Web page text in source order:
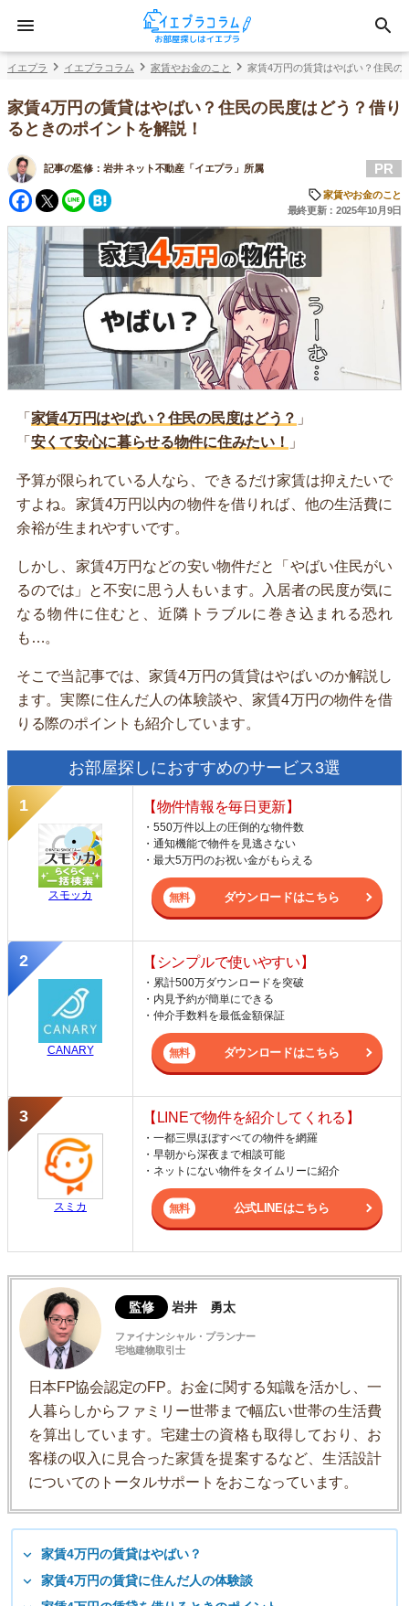
イエプラ イエプラコラム 家賃やお金のこと 家賃4万円の賃貸はやばい？住民の
家賃4万円の賃貸はやばい？住民の民度はどう？借り
るときのポイントを解説！
記事の監修： 岩井 ネット不動産「イエプラ」所属
Facebook
Twitter
Line
PR
家賃やお金のこと
最終更新：2025年10月9日
「 家賃4万円はやばい？住民の民度はどう？ 」
「 安くて安心に暮らせる物件に住みたい！ 」
予算が限られている人なら、できるだけ家賃は抑えたいで
すよね。家賃4万円以内の物件を借りれば、他の生活費に
余裕が生まれやすいです。
しかし、家賃4万円などの安い物件だと「やばい住民がい
るのでは」と不安に思う人もいます。入居者の民度が気に
なる物件に住むと、近隣トラブルに巻き込まれる恐れ
も…。
そこで当記事では、家賃4万円の賃貸はやばいのか解説し
ます。実際に住んだ人の体験談や、家賃4万円の物件を借
りる際のポイントも紹介しています。
お部屋探しにおすすめのサービス3選
スモッカ
【物件情報を毎日更新】
・550万件以上の圧倒的な物件数
・通知機能で物件を見逃さない
・最大5万円のお祝い金がもらえる
ダウンロードはこちら
CANARY
【シンプルで使いやすい】
・累計500万ダウンロードを突破
・内見予約が簡単にできる
・仲介手数料を最低金額保証
ダウンロードはこちら
スミカ
【LINEで物件を紹介してくれる】
・一都三県ほぼすべての物件を網羅
・早朝から深夜まで相談可能
・ネットにない物件をタイムリーに紹介
公式LINEはこちら
監修 岩井 勇太
ファイナンシャル・プランナー
宅地建物取引士
日本FP協会認定のFP。お金に関する知識を活かし、一
人暮らしからファミリー世帯まで幅広い世帯の生活費
を算出しています。宅建士の資格も取得しており、お
客様の収入に見合った家賃を提案するなど、生活設計
についてのトータルサポートをおこなっています。
家賃4万円の賃貸はやばい？
家賃4万円の賃貸に住んだ人の体験談